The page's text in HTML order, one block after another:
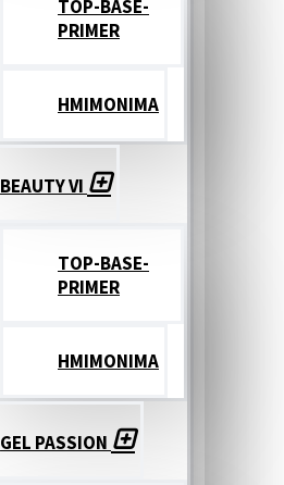
TOP-BASE-
PRIMER
ΗΜΙΜΟΝΙΜΑ
BEAUTY VI
TOP-BASE-
PRIMER
ΗΜΙΜΟΝΙΜΑ
GEL PASSION